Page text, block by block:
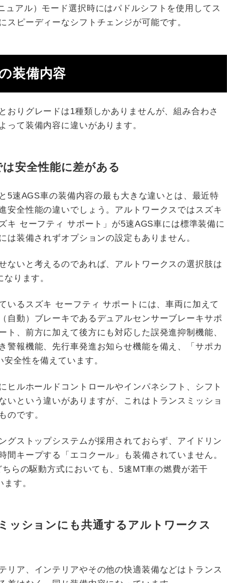
ュアル）モード選択時にはパドルシフトを使用してス
スピーディーなシフトチェンジが可能です。
装備内容
おりグレードは1種類しかありませんが、組み合わさ
って装備内容に違いがあります。
安全性能に差がある
5速AGS車の装備内容の最も大きな違いとは、最近特
安全性能の違いでしょう。アルトワークスではスズキ
キ セーフティ サポート」が5速AGS車には標準装備に
は装備されずオプションの設定もありません。
ないと考えるのであれば、アルトワークスの選択肢は
ります。
いるスズキ セーフティ サポートには、車両に加えて
自動）ブレーキであるデュアルセンサーブレーキサポ
ト、前方に加えて後方にも対応した誤発進抑制機能、
警報機能、先行車発進お知らせ機能を備え、「サポカ
全性を備えています。
ヒルホールドコントロールやインパネシフト、シフト
いという違いがありますが、これはトランスミッショ
のです。
グストップシステムが採用されておらず、アイドリン
間キープする「エコクール」も装備されていません。
らの駆動方式においても、5速MT車の燃費が若干
す。
ッションにも共通するアルトワークス
リア、インテリアやその他の快適装備などはトランス